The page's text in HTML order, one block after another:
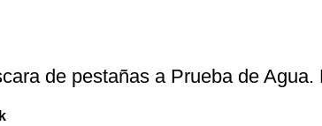
de pestañas a Prueba de Agua.